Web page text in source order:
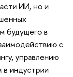
ИИ, но и
будущего в
с
управлению
индустрии